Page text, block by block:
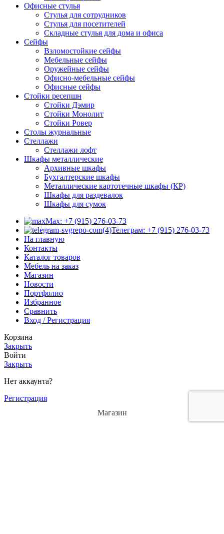
Офисные стулья
Стулья для сотрудников
Стулья для посетителей
Складные стулья для дома и офиса
Сейфы
Взломостойкие сейфы
Мебельные сейфы
Оружейные сейфы
Офисно-мебельные сейфы
Офисные сейфы
Стойки ресепшн
Стойки Дэмир
Стойки Монолит
Стойки Ровер
Столы журнальные
Стеллажи
Стеллажи лофт
Шкафы металлические
Архивные шкафы
Бухгалтерские шкафы
Металлические картотечные шкафы (КР)
Шкафы для раздевалок
Шкафы для сумок
Max: +7 (915) 276-03-73
Телеграм: +7 (915) 276-03-73
На главную
Контакты
Каталог товаров
Мебель на заказ
Магазин
Новости
Портфолио
Избранное
Сравнить
Вход / Регистрация
Корзина
Закрыть
Войти
Закрыть
Нет аккаунта?
Регистрация
Магазин